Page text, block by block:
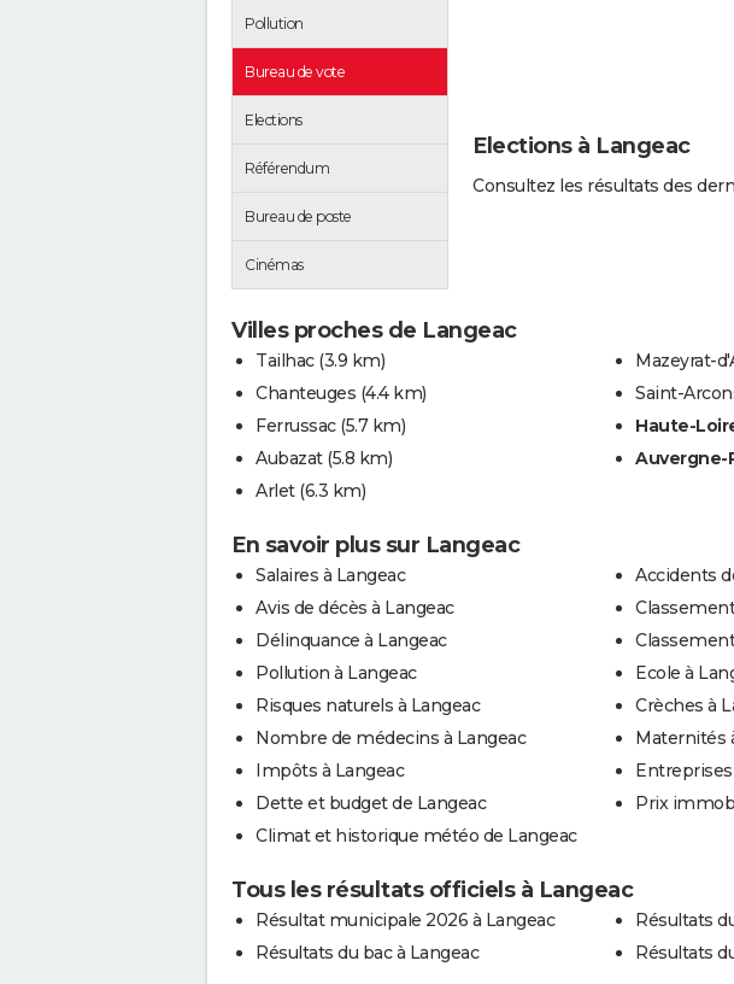
Pollution
Bureau de vote
Elections
Référendum
Bureau de poste
Cinémas
Elections à Langeac
Consultez les résultats des
Villes proches de Langeac
Tailhac (3.9 km)
Chanteuges (4.4 km)
Ferrussac (5.7 km)
Aubazat (5.8 km)
Arlet (6.3 km)
Mazeyrat-
Saint-
Haute-
Auvergne-
En savoir plus sur Langeac
Salaires à Langeac
Avis de décès à Langeac
Délinquance à Langeac
Pollution à Langeac
Risques naturels à Langeac
Nombre de médecins à Langeac
Impôts à Langeac
Dette et budget de Langeac
Climat et historique météo de Langeac
Accidents
Ecole à
Crèches à
Maternités
Prix
Tous les résultats officiels à Langeac
Résultat municipale 2026 à Langeac
Résultats du bac à Langeac
Résultats
Résultats